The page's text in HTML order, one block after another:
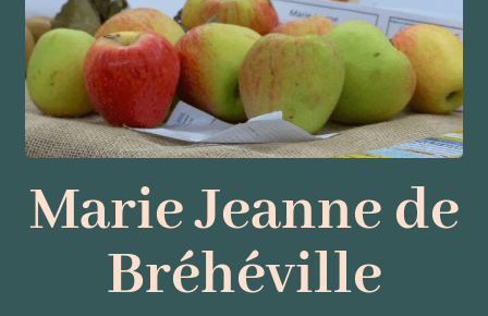
Marie Jeanne de
Bréhéville